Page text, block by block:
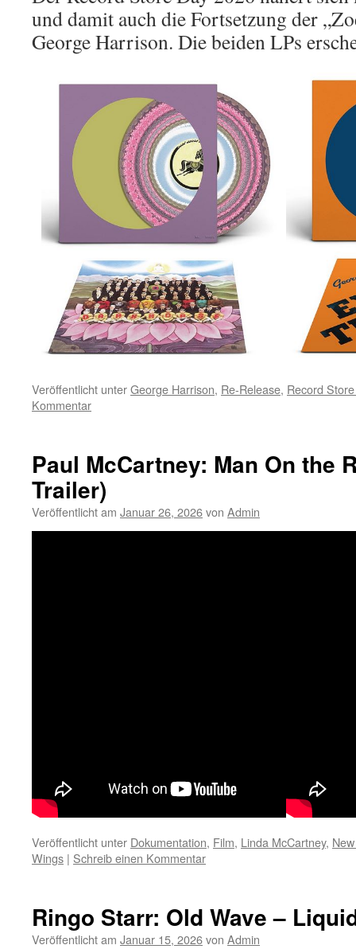
und damit auch die Fortsetzung der
George Harrison. Die beiden LPs
Veröffentlicht unterGeorge Harrison, Re-Release, Record
Kommentar
Paul McCartney: Man On the
Trailer)
Veröffentlicht am Januar 26, 2026von Admin
Veröffentlicht unter Dokumentation, Film, Linda McCartney,
Wings | Schreib einen Kommentar
Ringo Starr: Old Wave –
Veröffentlicht am Januar 15, 2026von Admin